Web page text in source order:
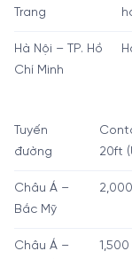
Trang
Hà Nội – TP. Hồ
Chí Minh
Tuyến
đường
20ft
Châu Á –
Bắc Mỹ
Châu Á –